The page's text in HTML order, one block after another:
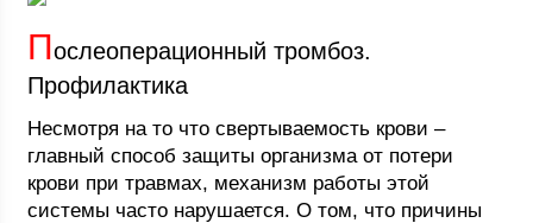
Послеоперационный тромбоз.
Профилактика
Несмотря на то что свертываемость крови –
главный способ защиты организма от потери
крови при травмах, механизм работы этой
системы часто нарушается. О том, что причины